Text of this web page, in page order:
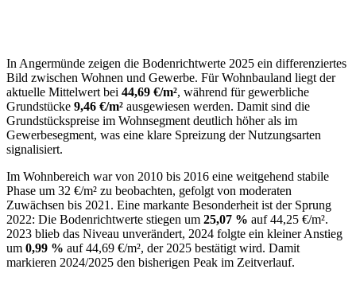
In Angermünde zeigen die Bodenrichtwerte 2025 ein differenziertes
Bild zwischen Wohnen und Gewerbe. Für Wohnbauland liegt der
aktuelle Mittelwert bei 44,69 €/m², während für gewerbliche
Grundstücke 9,46 €/m² ausgewiesen werden. Damit sind die
Grundstückspreise im Wohnsegment deutlich höher als im
Gewerbesegment, was eine klare Spreizung der Nutzungsarten
signalisiert.
Im Wohnbereich war von 2010 bis 2016 eine weitgehend stabile
Phase um 32 €/m² zu beobachten, gefolgt von moderaten
Zuwächsen bis 2021. Eine markante Besonderheit ist der Sprung
2022: Die Bodenrichtwerte stiegen um 25,07 % auf 44,25 €/m².
2023 blieb das Niveau unverändert, 2024 folgte ein kleiner Anstieg
um 0,99 % auf 44,69 €/m², der 2025 bestätigt wird. Damit
markieren 2024/2025 den bisherigen Peak im Zeitverlauf.